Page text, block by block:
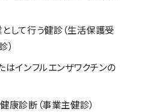
して行う健診（生活保護受
）
インフルエンザワクチンの
康診断（事業主健診）